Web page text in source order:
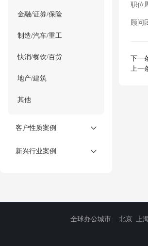
金融/证券/保险
制造/汽车/重工
快消/餐饮/百货
地产/建筑
其他
客户性质案例
新兴行业案例
职位
顾问
下一
上一
全球办公城市: 北京 上